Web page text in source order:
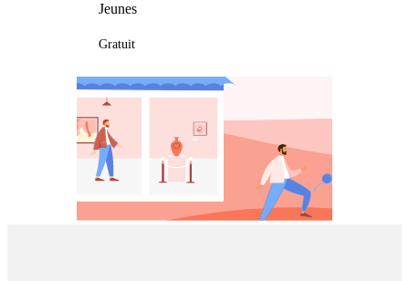
Jeunes
Gratuit